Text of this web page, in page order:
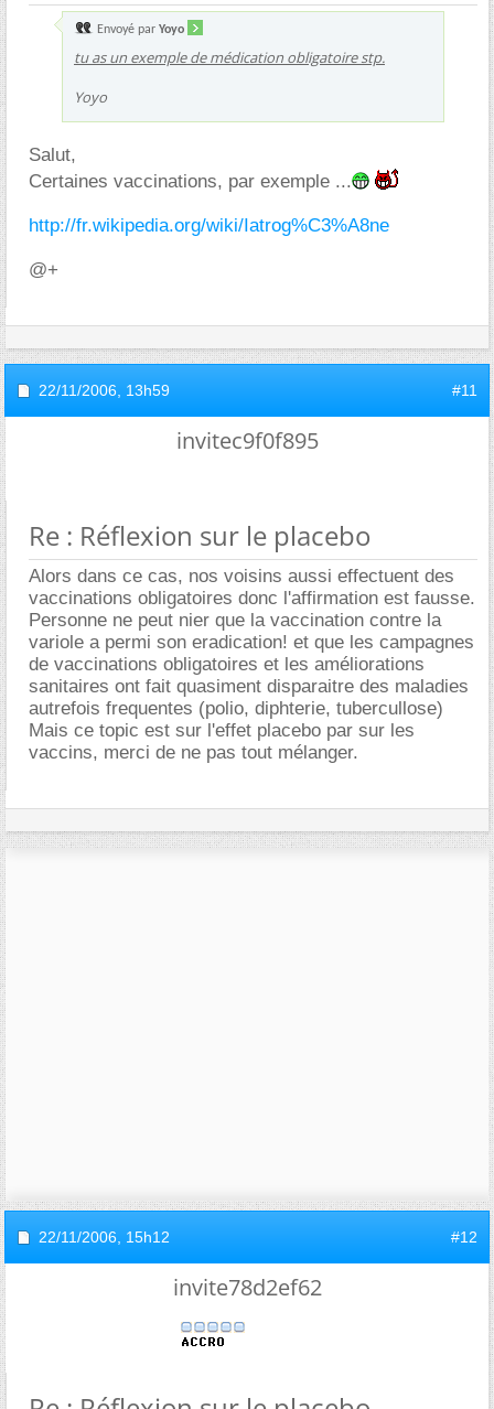
Envoyé par Yoyo
tu as un exemple de médication obligatoire stp.
Yoyo
Salut,
Certaines vaccinations, par exemple ...
http://fr.wikipedia.org/wiki/Iatrog%C3%A8ne
@+
22/11/2006, 13h59 #11
invitec9f0f895
Re : Réflexion sur le placebo
Alors dans ce cas, nos voisins aussi effectuent des
vaccinations obligatoires donc l'affirmation est fausse.
Personne ne peut nier que la vaccination contre la
variole a permi son eradication! et que les campagnes
de vaccinations obligatoires et les améliorations
sanitaires ont fait quasiment disparaitre des maladies
autrefois frequentes (polio, diphterie, tubercullose)
Mais ce topic est sur l'effet placebo par sur les
vaccins, merci de ne pas tout mélanger.
22/11/2006, 15h12 #12
invite78d2ef62